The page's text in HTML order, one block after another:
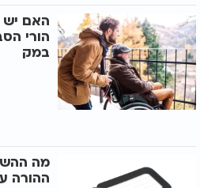
האם יש
הורי
במק
מה
ההורה